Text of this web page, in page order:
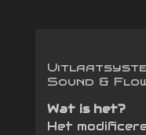
Sound &
Wat is het?
Het